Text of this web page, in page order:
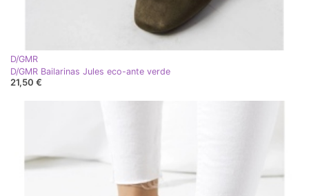
D/GMR
D/GMR Bailarinas Jules eco-ante verde
21,50 €